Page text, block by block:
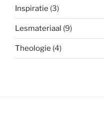
Inspiratie (3)
Lesmateriaal (9)
Theologie (4)